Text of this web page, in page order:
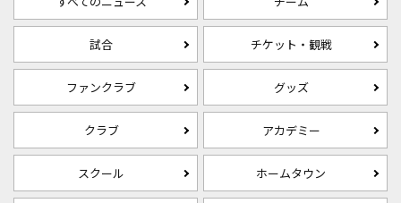
試合 チケット・観戦
ファンクラブ グッズ
クラブ アカデミー
スクール ホームタウン